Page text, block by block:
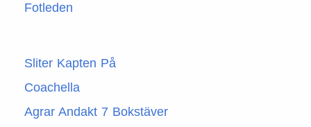
Fotleden
Sliter Kapten På
Coachella
Agrar Andakt 7 Bokstäver